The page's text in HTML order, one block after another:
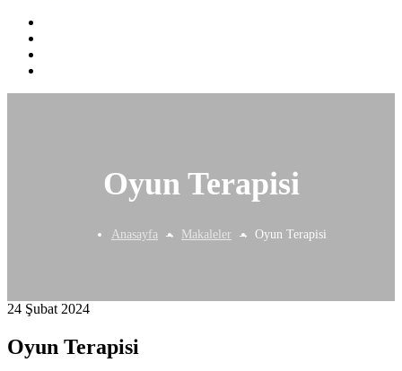
Oyun Terapisi
Anasayfa Makaleler Oyun Terapisi
24 Şubat 2024
Oyun Terapisi